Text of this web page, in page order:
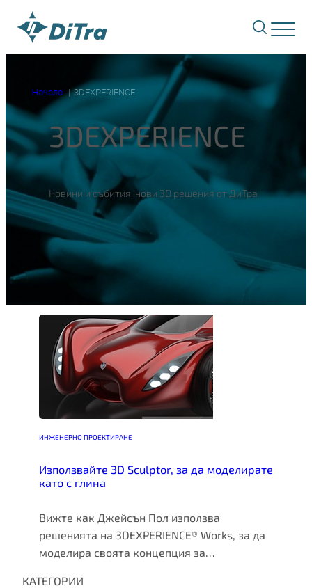
Начало 3DEXPERIENCE
3DEXPERIENCE
Новини и събития, нови 3D решения от ДиТра
ИНЖЕНЕРНО ПРОЕКТИРАНЕ
Използвайте 3D Sculptor, за да моделирате
като с глина
Вижте как Джейсън Пол използва
решенията на 3DEXPERIENCE® Works, за да
моделира своята концепция за…
КАТЕГОРИИ